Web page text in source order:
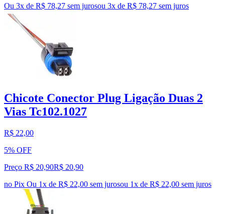
Ou 3x de R$ 78,27 sem jurosou 3x de R$ 78,27 sem juros
Chicote Conector Plug Ligação Duas 2
Vias Tc102.1027
R$ 22,00
5% OFF
Preço R$ 20,90R$ 20,90
no Pix Ou 1x de R$ 22,00 sem jurosou 1x de R$ 22,00 sem juros